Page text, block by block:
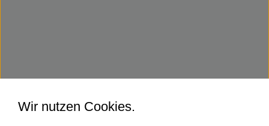
Wir nutzen Cookies.